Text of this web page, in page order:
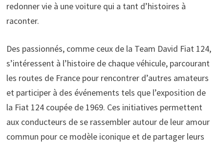
redonner vie à une voiture qui a tant d’histoires à
raconter.
Des passionnés, comme ceux de la Team David Fiat 124,
s’intéressent à l’histoire de chaque véhicule, parcourant
les routes de France pour rencontrer d’autres amateurs
et participer à des événements tels que l’exposition de
la Fiat 124 coupée de 1969. Ces initiatives permettent
aux conducteurs de se rassembler autour de leur amour
commun pour ce modèle iconique et de partager leurs